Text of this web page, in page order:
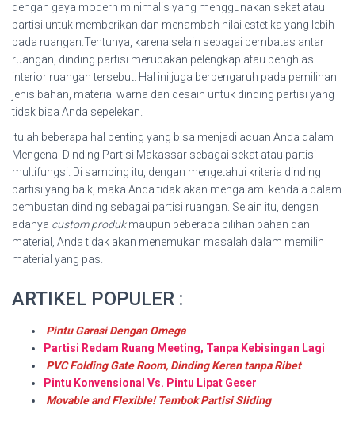
dengan gaya modern minimalis yang menggunakan sekat atau
partisi untuk memberikan dan menambah nilai estetika yang lebih
pada ruangan.Tentunya, karena selain sebagai pembatas antar
ruangan, dinding partisi merupakan pelengkap atau penghias
interior ruangan tersebut. Hal ini juga berpengaruh pada pemilihan
jenis bahan, material warna dan desain untuk dinding partisi yang
tidak bisa Anda sepelekan.
Itulah beberapa hal penting yang bisa menjadi acuan Anda dalam
Mengenal Dinding Partisi Makassar sebagai sekat atau partisi
multifungsi. Di samping itu, dengan mengetahui kriteria dinding
partisi yang baik, maka Anda tidak akan mengalami kendala dalam
pembuatan dinding sebagai partisi ruangan. Selain itu, dengan
adanya custom produkmaupun beberapa pilihan bahan dan
material, Anda tidak akan menemukan masalah dalam memilih
material yang pas.
ARTIKEL POPULER :
Pintu Garasi Dengan Omega
Partisi Redam Ruang Meeting, Tanpa Kebisingan Lagi
PVC Folding Gate Room, Dinding Keren tanpa Ribet
Pintu Konvensional Vs. Pintu Lipat Geser
Movable and Flexible! Tembok Partisi Sliding